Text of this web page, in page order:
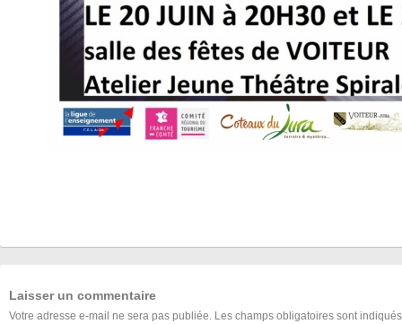
Laisser un commentaire
Votre adresse e-mail ne sera pas publiée. Les champs obligatoires sont